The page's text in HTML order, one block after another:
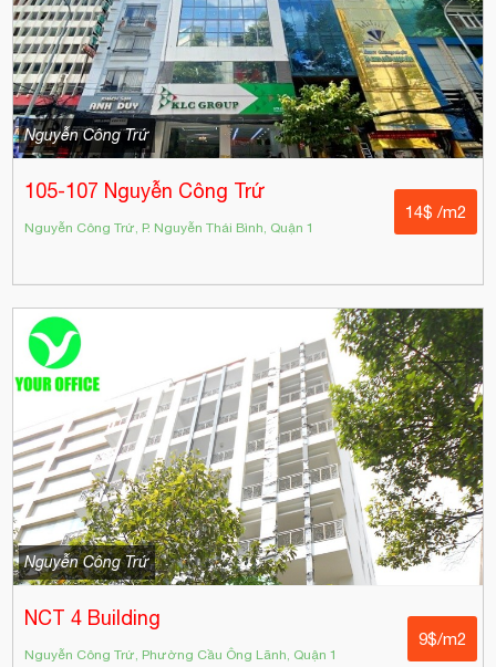
Nguyễn Công Trứ
105-107 Nguyễn Công Trứ
Nguyễn Công Trứ, P. Nguyễn Thái Bình, Quận 1
14$ /m2
Nguyễn Công Trứ
NCT 4 Building
Nguyễn Công Trứ, Phường Cầu Ông Lãnh, Quận 1
9$/m2